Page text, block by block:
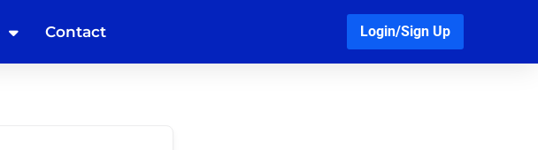
Contact Login/Sign Up